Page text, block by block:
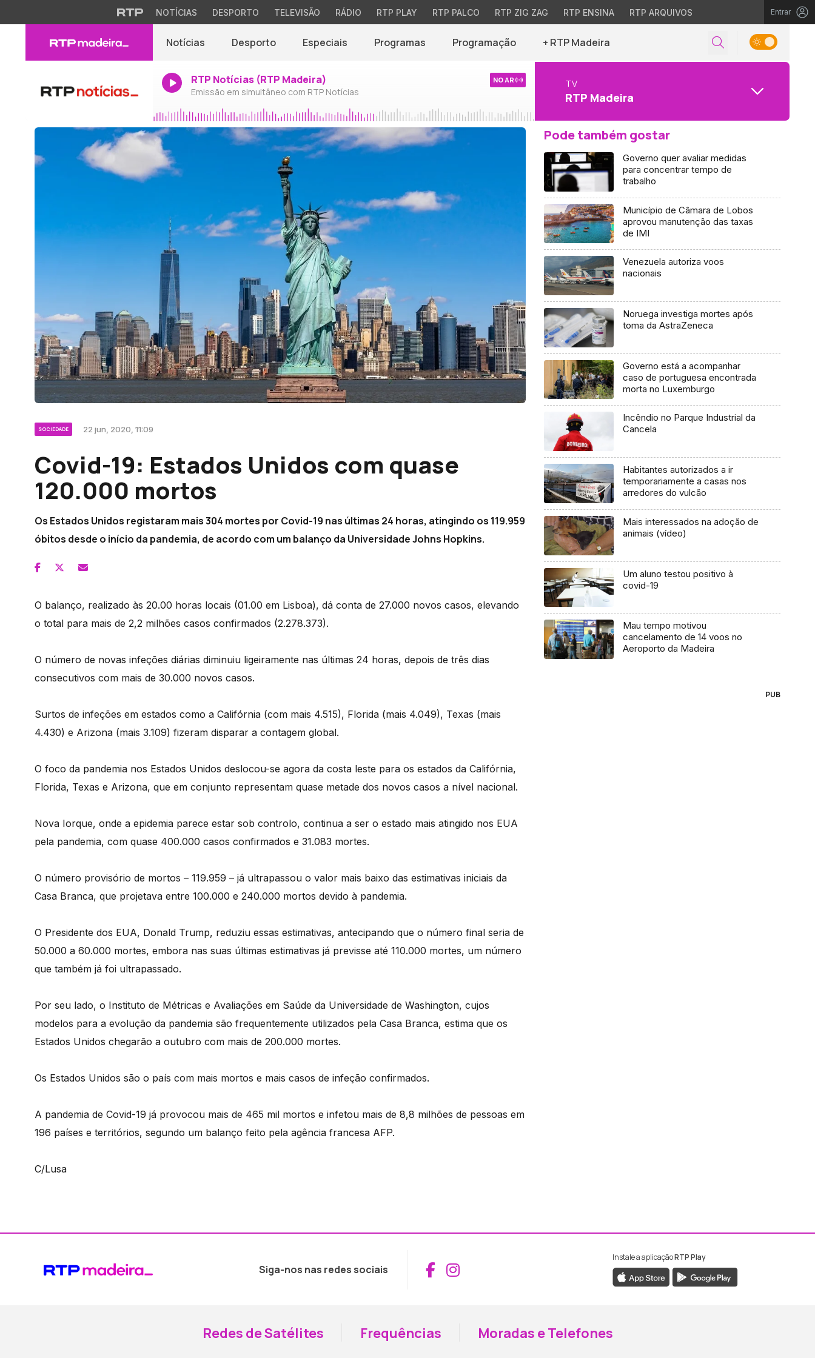
NOTÍCIAS DESPORTO TELEVISÃO RÁDIO RTP PLAY RTP PALCO RTP ZIG ZAG RTP ENSINA RTP ARQUIVOS Entrar
Notícias Desporto Especiais Programas Programação + RTP Madeira
RTP Notícias (RTP Madeira)
Emissão em simultâneo com RTP Notícias
NO AR TV
RTP Madeira
SOCIEDADE 22 jun, 2020, 11:09
Covid-19: Estados Unidos com quase
120.000 mortos
Os Estados Unidos registaram mais 304 mortes por Covid-19 nas últimas 24 horas, atingindo os 119.959
óbitos desde o início da pandemia, de acordo com um balanço da Universidade Johns Hopkins.
O balanço, realizado às 20.00 horas locais (01.00 em Lisboa), dá conta de 27.000 novos casos, elevando
o total para mais de 2,2 milhões casos confirmados (2.278.373).
O número de novas infeções diárias diminuiu ligeiramente nas últimas 24 horas, depois de três dias
consecutivos com mais de 30.000 novos casos.
Surtos de infeções em estados como a Califórnia (com mais 4.515), Florida (mais 4.049), Texas (mais
4.430) e Arizona (mais 3.109) fizeram disparar a contagem global.
O foco da pandemia nos Estados Unidos deslocou-se agora da costa leste para os estados da Califórnia,
Florida, Texas e Arizona, que em conjunto representam quase metade dos novos casos a nível nacional.
Nova Iorque, onde a epidemia parece estar sob controlo, continua a ser o estado mais atingido nos EUA
pela pandemia, com quase 400.000 casos confirmados e 31.083 mortes.
O número provisório de mortos – 119.959 – já ultrapassou o valor mais baixo das estimativas iniciais da
Casa Branca, que projetava entre 100.000 e 240.000 mortos devido à pandemia.
O Presidente dos EUA, Donald Trump, reduziu essas estimativas, antecipando que o número final seria de
50.000 a 60.000 mortes, embora nas suas últimas estimativas já previsse até 110.000 mortes, um número
que também já foi ultrapassado.
Por seu lado, o Instituto de Métricas e Avaliações em Saúde da Universidade de Washington, cujos
modelos para a evolução da pandemia são frequentemente utilizados pela Casa Branca, estima que os
Estados Unidos chegarão a outubro com mais de 200.000 mortes.
Os Estados Unidos são o país com mais mortos e mais casos de infeção confirmados.
A pandemia de Covid-19 já provocou mais de 465 mil mortos e infetou mais de 8,8 milhões de pessoas em
196 países e territórios, segundo um balanço feito pela agência francesa AFP.
C/Lusa
Pode também gostar
Governo quer avaliar medidas
para concentrar tempo de
trabalho
Município de Câmara de Lobos
aprovou manutenção das taxas
de IMI
Venezuela autoriza voos
nacionais
Noruega investiga mortes após
toma da AstraZeneca
Governo está a acompanhar
caso de portuguesa encontrada
morta no Luxemburgo
Incêndio no Parque Industrial da
Cancela
Habitantes autorizados a ir
temporariamente a casas nos
arredores do vulcão
Mais interessados na adoção de
animais (vídeo)
Um aluno testou positivo à
covid-19
Mau tempo motivou
cancelamento de 14 voos no
Aeroporto da Madeira
PUB
Siga-nos nas redes sociais Aceder ao Facebook da RTP Madeira
Aceder ao Instagram da RTP Madeira
Instale a aplicaçãoRTP Play
Redes de Satélites Frequências Moradas e Telefones